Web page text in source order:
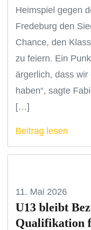
Heimspiel gegen
Fredeburg den
Chance, den
zu feiern. Ein
ärgerlich, dass
haben“, sagte
[…]
Beitrag lesen
11. Mai 2026
U13 bleibt
Qualifikation